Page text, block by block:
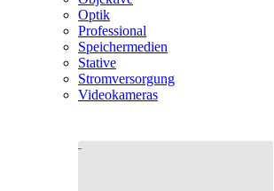
Optik
Professional
Speichermedien
Stative
Stromversorgung
Videokameras